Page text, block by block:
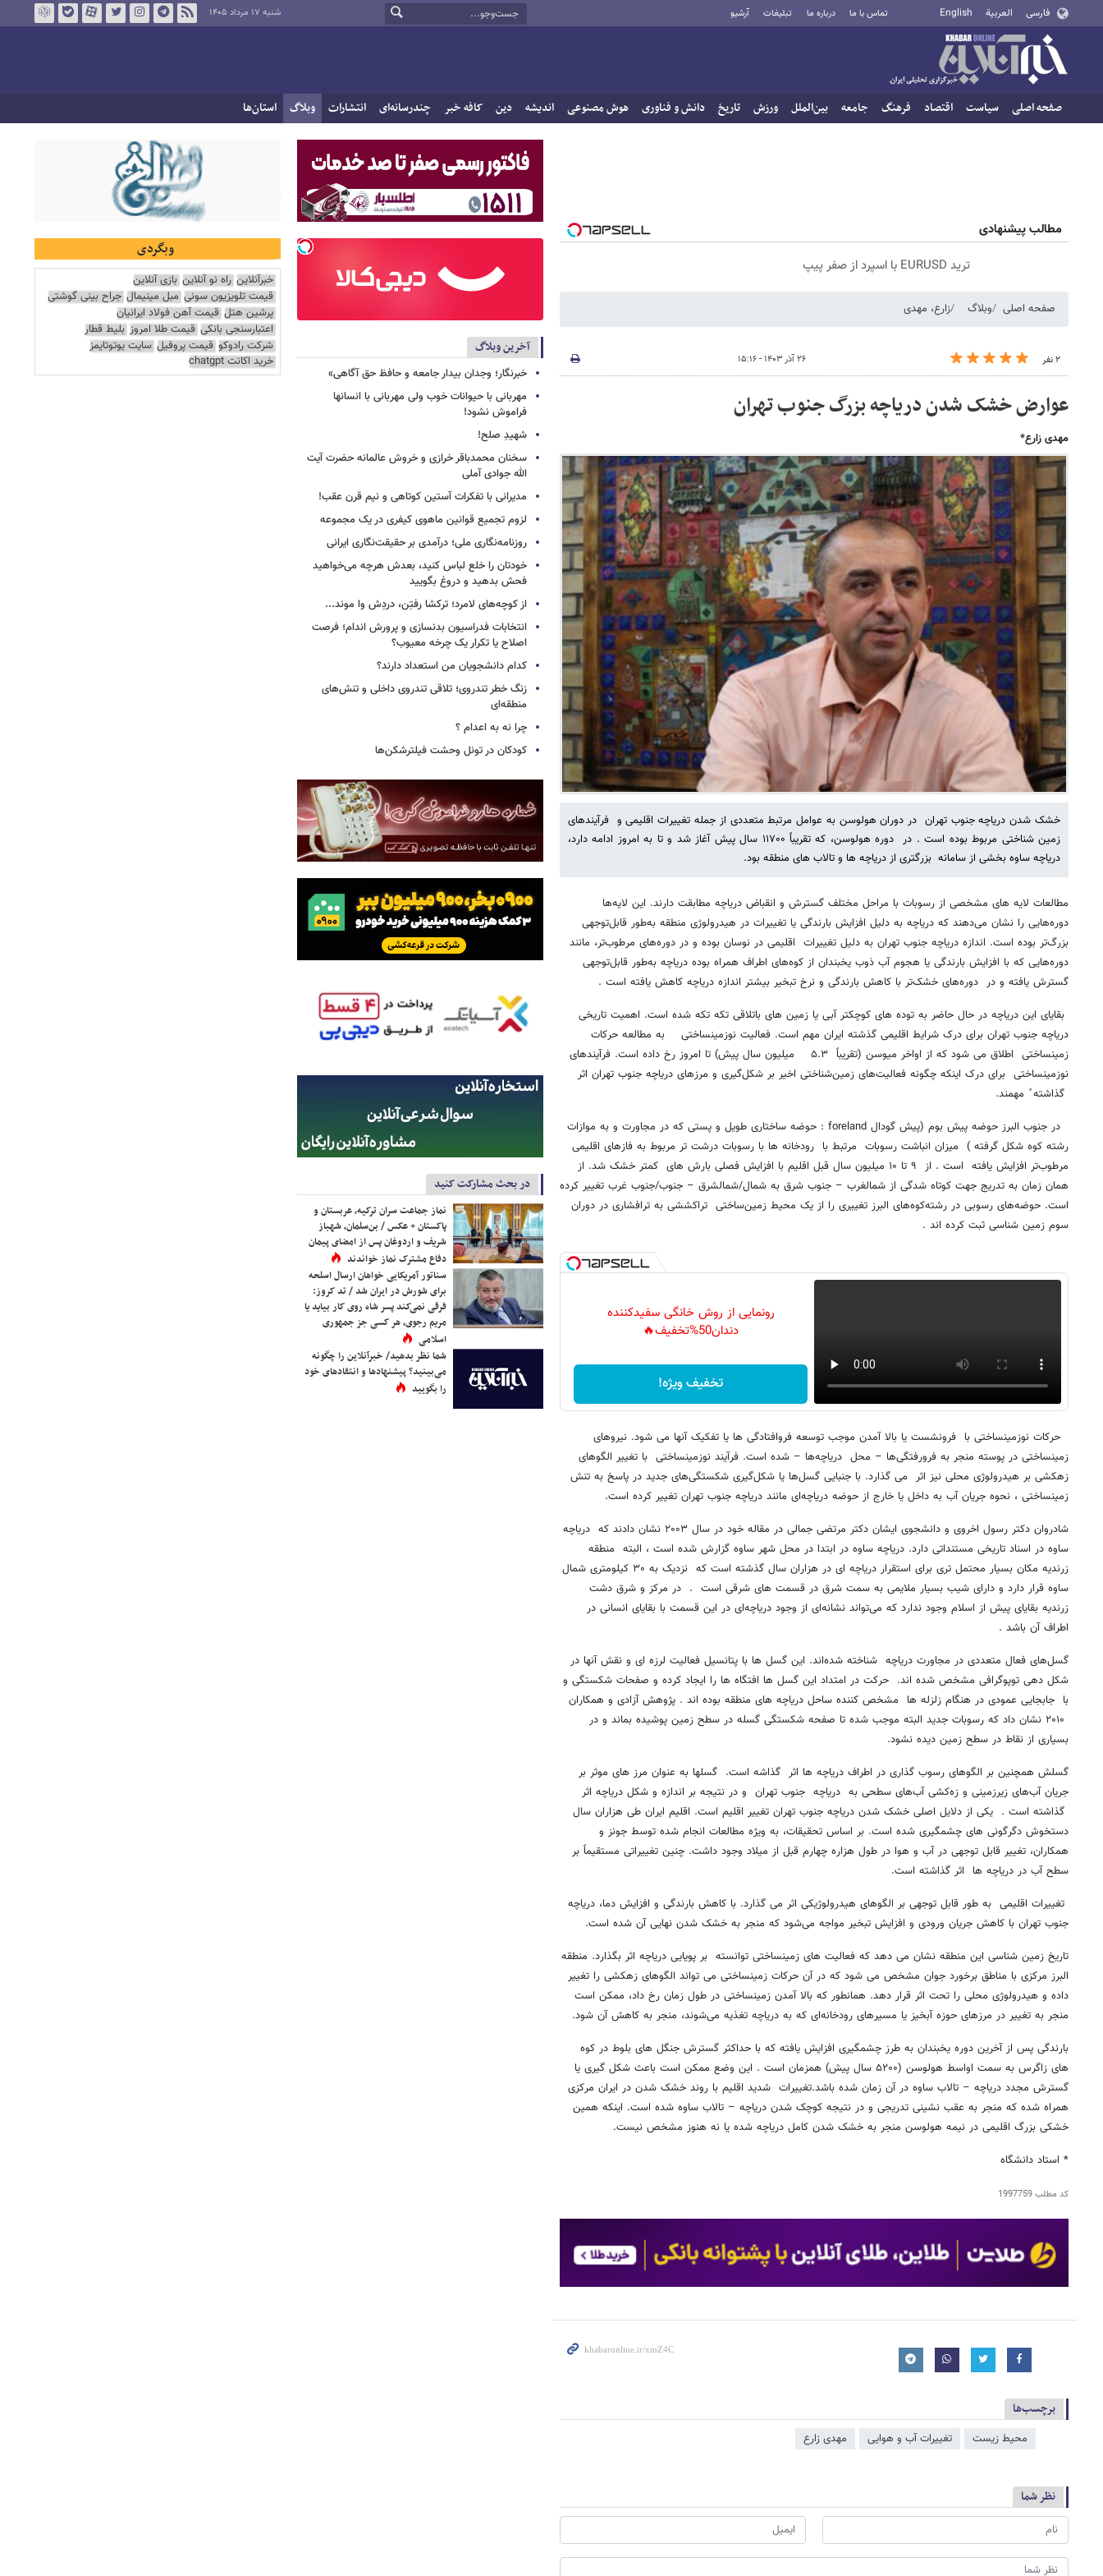
فارسی العربية English تماس با ما درباره ما تبلیغات آرشیو شنبه ۱۷ مرداد ۱۴۰۵
صفحه اصلی سیاست اقتصاد فرهنگ جامعه بین‌الملل ورزش تاریخ دانش و فناوری هوش مصنوعی اندیشه دین کافه خبر چندرسانه‌ای انتشارات وبلاگ استان‌ها
مطالب پیشنهادی
ترید EURUSD با اسپرد از صفر پیپ
صفحه اصلی وبلاگ زارع، مهدی
۲ نفر ۲۶ آذر ۱۴۰۳ - ۱۵:۱۶
عوارض خشک شدن دریاچه بزرگ جنوب تهران
مهدی زارع*
خشک شدن دریاچه جنوب تهران در دوران هولوسن به عوامل مرتبط متعددی از جمله تغییرات اقلیمی و فرآیندهای
زمین شناختی مربوط بوده است . در دوره هولوسن، که تقریباً ۱۱۷۰۰ سال پیش آغاز شد و تا به امروز ادامه دارد،
دریاچه ساوه بخشی از سامانه بزرگتری از دریاچه ها و تالاب های منطقه بود. ‌
مطالعات لایه های مشخصی از رسوبات با مراحل مختلف گسترش و انقباض دریاچه مطابقت دارند. این لایه‌ها
دوره‌هایی را نشان می‌دهند که دریاچه به دلیل افزایش بارندگی یا تغییرات در هیدرولوژی منطقه‌ به‌طور قابل‌توجهی
بزرگ‌تر بوده است. اندازه دریاچه جنوب تهران به دلیل تغییرات اقلیمی در نوسان بوده و در دوره‌های مرطوب‌تر، مانند
دوره‌هایی که با افزایش بارندگی یا هجوم آب ذوب یخبندان از کوه‌های اطراف همراه بوده دریاچه به‌طور قابل‌توجهی
گسترش یافته و در دوره‌های خشک‌تر با کاهش بارندگی و نرخ تبخیر بیشتر اندازه دریاچه کاهش یافته است .
بقایای این دریاچه در حال حاضر به توده های کوچکتر آبی یا زمین های باتلاقی تکه تکه شده است. اهمیت تاریخی
دریاچه جنوب تهران برای درک شرایط اقلیمی گذشته ایران مهم است. فعالیت نوزمینساختی به مطالعه حرکات
زمینساختی اطلاق می شود که از اواخر میوسن (تقریباً ۵.۳ میلیون سال پیش) تا امروز رخ داده است. فرآیندهای
نوزمینساختی برای درک اینکه چگونه فعالیت‌های زمین‌شناختی اخیر بر شکل‌گیری و مرزهای دریاچه جنوب تهران اثر
گذاشته ُ مهمند.
در جنوب البرز حوضه پیش بوم (پیش گودال foreland : حوضه ساختاری طویل و پستی که در مجاورت و به موازات
رشته کوه شکل گرفته ) میزان انباشت رسوبات مرتبط با رودخانه‌ ها با رسوبات درشت تر مربوط به فازهای اقلیمی
مرطوب‌تر افزایش یافته است . از ۹ تا ۱۰ میلیون سال قبل اقلیم با افزایش فصلی بارش های کمتر خشک شد. از
همان زمان به تدریج جهت کوتاه شدگی از شمالغرب – جنوب شرق به شمال/شمالشرق – جنوب/جنوب غرب تغییر کرده
است. حوضه‌های رسوبی در رشته‌کوه‌های البرز تغییری را از یک محیط زمین‌ساختی تراکششی به ترافشاری در دوران
سوم زمین شناسی ثبت کرده اند .
رونمایی از روش خانگی سفیدکننده
دندان50%تخفیف🔥
تخفیف ویژه!
حرکات نوزمینساختی با فرونشست یا بالا آمدن موجب توسعه فروافتادگی ها یا تفکیک آنها می شود. نیروهای
زمینساختی در پوسته منجر به فرورفتگی‌ها – محل دریاچه‌ها – شده است. فرآیند نوزمینساختی با تغییر الگوهای
زهکشی بر هیدرولوژی محلی نیز اثر می گذارد. با جنبایی گسل‌ها یا شکل‌گیری شکستگی‌های جدید در پاسخ به تنش
زمینساختی ، نحوه جریان آب به داخل یا خارج از حوضه دریاچه‌ای مانند دریاچه جنوب تهران تغییر کرده است.
شادروان دکتر رسول اخروی و دانشجوی ایشان دکتر مرتضی جمالی در مقاله خود در سال ۲۰۰۳ نشان دادند که دریاچه
ساوه در اسناد تاریخی مستنداتی دارد. دریاچه ساوه در ابتدا در محل شهر ساوه گزارش شده است ، البته منطقه
زرندیه مکان بسیار محتمل تری برای استقرار دریاچه ای در هزاران سال گذشته است که نزدیک به ۳۰ کیلومتری شمال
ساوه قرار دارد و دارای شیب بسیار ملایمی به سمت شرق در قسمت های شرقی است . در مرکز و شرق دشت
زرندیه بقایای پیش از اسلام وجود ندارد که می‌تواند نشانه‌ای از وجود دریاچه‌ای در این قسمت با بقایای انسانی در
اطراف آن باشد .
گسل‌های فعال متعددی در مجاورت دریاچه شناخته شده‌اند. این گسل ها با پتانسیل فعالیت لرزه ای و نقش آنها در
شکل دهی توپوگرافی مشخص شده اند. حرکت در امتداد این گسل ها افتگاه ها را ایجاد کرده و صفحات شکستگی و
با جابجایی عمودی در هنگام زلزله ها مشخص کننده ساحل دریاچه های منطقه بوده اند . پژوهش آزادی و همکاران
۲۰۱۰ نشان داد که رسوبات جدید البته موجب شده تا صفحه شکستگی گسله در سطح زمین پوشیده بماند و در
بسیاری از نقاط در سطح زمین دیده نشود.
گسلش همچنین بر الگوهای رسوب گذاری در اطراف دریاچه ها اثر گذاشه است. گسلها به عنوان مرز های موثر بر
جریان آب‌های زیرزمینی و زه‌کشی آب‌های سطحی به دریاچه جنوب تهران و در نتیجه بر اندازه و شکل دریاچه اثر
گذاشته است . یکی از دلایل اصلی خشک شدن دریاچه جنوب تهران تغییر اقلیم است. اقلیم ایران طی هزاران سال
دستخوش دگرگونی های چشمگیری شده است. بر اساس تحقیقات، به ویژه مطالعات انجام شده توسط جونز و
همکاران، تغییر قابل توجهی در آب و هوا در طول هزاره چهارم قبل از میلاد وجود داشت. چنین تغییراتی مستقیماً بر
سطح آب در دریاچه ها اثر گذاشته است.
تغییرات اقلیمی به طور قابل توجهی بر الگوهای هیدرولوژیکی اثر می گذارد. با کاهش بارندگی و افزایش دما، دریاچه
جنوب تهران با کاهش جریان ورودی و افزایش تبخیر مواجه می‌شود که منجر به خشک شدن نهایی آن شده است.
تاریخ زمین شناسی این منطقه نشان می دهد که فعالیت های زمینساختی توانسته بر پویایی دریاچه اثر بگذارد. منطقه
البرز مرکزی با مناطق برخورد جوان مشخص می شود که در آن حرکات زمینساختی می تواند الگوهای زهکشی را تغییر
داده و هیدرولوژی محلی را تحت اثر قرار دهد. همانطور که بالا آمدن زمینساختی در طول زمان رخ داد، ممکن است
منجر به تغییر در مرزهای حوزه آبخیز یا مسیرهای رودخانه‌ای که به دریاچه تغذیه می‌شوند، منجر به کاهش آن شود.
بارندگی پس از آخرین دوره یخبندان به طرز چشمگیری افزایش یافته که با حداکثر گسترش جنگل های بلوط در کوه
های زاگرس به سمت اواسط هولوسن (۵۲۰۰ سال پیش) همزمان است . این وضع ممکن است باعث شکل گیری یا
گسترش مجدد دریاچه – تالاب ساوه در آن زمان شده باشد.تغییرات شدید اقلیم با روند خشک شدن در ایران مرکزی
همراه شده که منجر به عقب نشینی تدریجی و در نتیجه کوچک شدن دریاچه – تالاب ساوه شده است. اینکه همین
خشکی بزرگ اقلیمی در نیمه هولوسن منجر به خشک شدن کامل دریاچه شده یا نه هنوز مشخص نیست.
* استاد دانشگاه
کد مطلب1997759
برچسب‌ها
محیط زیست تغییرات آب و هوایی مهدی زارع
نظر شما
آخرین وبلاگ
خبرنگار؛ وجدان بیدار جامعه و حافظ حق آگاهی»
مهربانی با حیوانات خوب ولی مهربانی با انسانها
فراموش نشود!
شهیدِ صلح!
سخنان محمدباقر خرازی و خروش عالمانه حضرت آیت
الله جوادی آملی
مدیرانی با تفکرات آستین کوتاهی و نیم قرن عقب!
لزوم تجمیع قوانین ماهوی کیفری در یک مجموعه
روزنامه‌نگاری ملی؛ درآمدی بر حقیقت‌نگاری ایرانی
خودتان را خلع لباس کنید، بعدش هرچه می‌خواهید
فحش بدهید و دروغ بگویید
از کوچه‌های لامرد؛ ترکشا رفتِن، دردِش وا موند...
انتخابات فدراسیون بدنسازی و پرورش اندام؛ فرصت
اصلاح یا تکرار یک چرخه معیوب؟
کدام دانشجویان من استعداد دارند؟
زنگ خطر تندروی؛ تلاقی تندروی داخلی و تنش‌های
منطقه‌ای
چرا نه به اعدام ؟
کودکان در تونل وحشت فیلترشکن‌ها
در بحث مشارکت کنید
نماز جماعت سران ترکیه، عربستان و
پاکستان + عکس / بن‌سلمان، شهباز
شریف و اردوغان پس از امضای پیمان
دفاع مشترک نماز خواندند
سناتور آمریکایی خواهان ارسال اسلحه
برای شورش در ایران شد / تد کروز:
فرقی نمی‌کند پسر شاه روی کار بیاید یا
مریم رجوی، هر کسی جز جمهوری
اسلامی
شما نظر بدهید/ خبرآنلاین را چگونه
می‌بینید؟ پیشنهادها و انتقادهای خود
را بگویید
وبگردی
خبرآنلاین راه نو آنلاین بازی آنلاین
قیمت تلویزیون سونی مبل مینیمال جراح بینی گوشتی
پرشین هتل قیمت آهن فولاد ایرانیان
اعتبارسنجی بانکی قیمت طلا امروز بلیط قطار
شرکت رادوکو قیمت پروفیل سایت یوتوتایمز
خرید اکانت chatgpt